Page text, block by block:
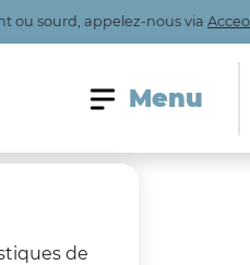
de
ou sourd, appelez-nous via Acceo
Menu